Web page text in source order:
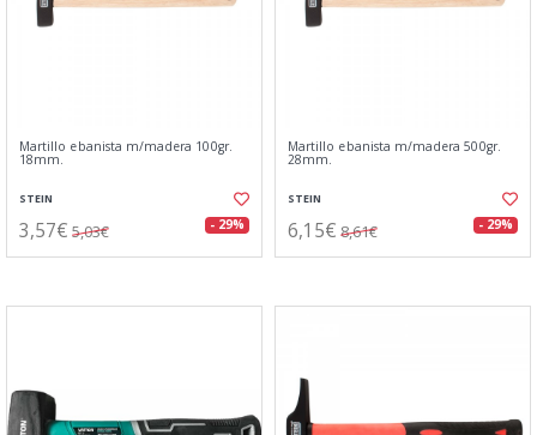
Martillo ebanista m/madera 100gr.
18mm.
STEIN
3,57€ 5,03€ - 29%
Martillo ebanista m/madera 500gr.
28mm.
STEIN
6,15€ 8,61€ - 29%